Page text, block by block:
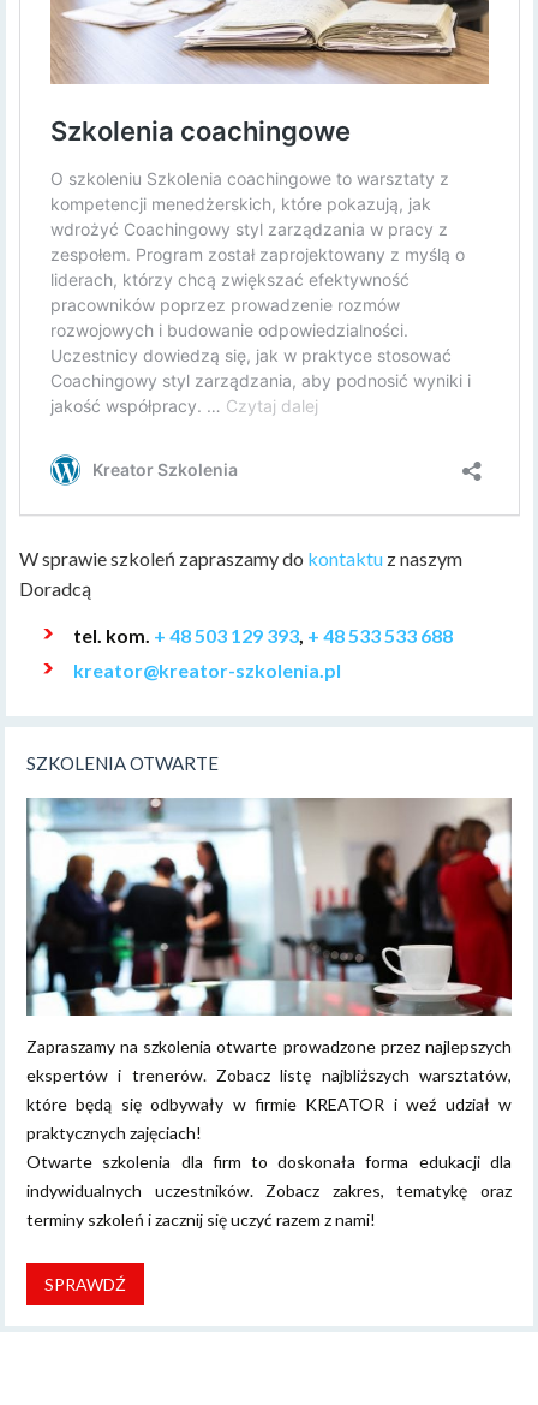
W sprawie szkoleń zapraszamy do kontaktuz naszym
Doradcą
tel. kom. + 48 503 129 393, + 48 533 533 688
kreator@kreator-szkolenia.pl
SZKOLENIA OTWARTE
Zapraszamy na szkolenia otwarte prowadzone przez najlepszych
ekspertów i trenerów. Zobacz listę najbliższych warsztatów,
które będą się odbywały w firmie KREATOR i weź udział w
praktycznych zajęciach!
Otwarte szkolenia dla firm to doskonała forma edukacji dla
indywidualnych uczestników. Zobacz zakres, tematykę oraz
terminy szkoleń i zacznij się uczyć razem z nami!
SPRAWDŹ